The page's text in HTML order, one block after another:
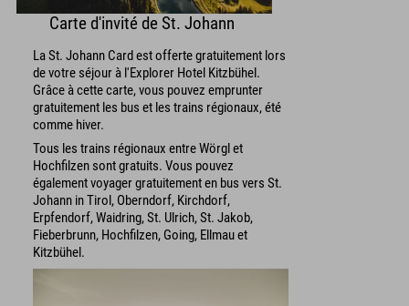
Carte d'invité de St. Johann
La St. Johann Card est offerte gratuitement lors
de votre séjour à l'Explorer Hotel Kitzbühel.
Grâce à cette carte, vous pouvez emprunter
gratuitement les bus et les trains régionaux, été
comme hiver.
Tous les trains régionaux entre Wörgl et
Hochfilzen sont gratuits. Vous pouvez
également voyager gratuitement en bus vers St.
Johann in Tirol, Oberndorf, Kirchdorf,
Erpfendorf, Waidring, St. Ulrich, St. Jakob,
Fieberbrunn, Hochfilzen, Going, Ellmau et
Kitzbühel.